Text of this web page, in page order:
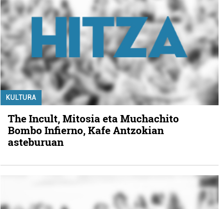
KULTURA
The Incult, Mitosia eta Muchachito
Bombo Infierno, Kafe Antzokian
asteburuan